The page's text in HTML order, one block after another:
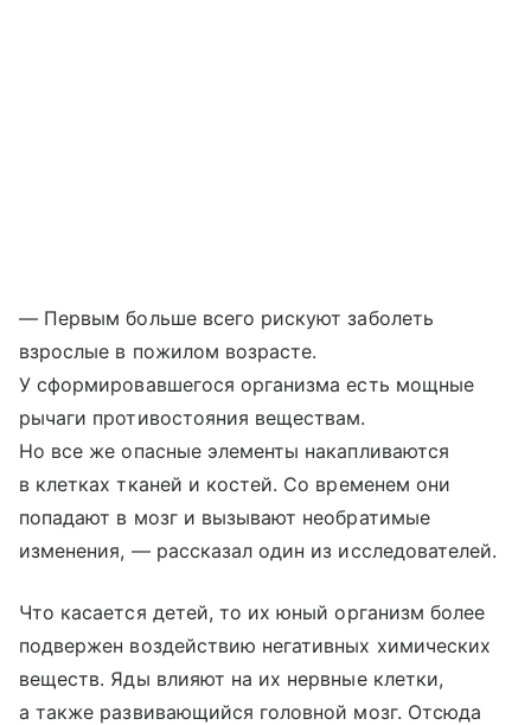
— Первым больше всего рискуют заболеть
взрослые в пожилом возрасте.
У сформировавшегося организма есть мощные
рычаги противостояния веществам.
Но все же опасные элементы накапливаются
в клетках тканей и костей. Со временем они
попадают в мозг и вызывают необратимые
изменения, — рассказал один из исследователей.
Что касается детей, то их юный организм более
подвержен воздействию негативных химических
веществ. Яды влияют на их нервные клетки,
а также развивающийся головной мозг. Отсюда